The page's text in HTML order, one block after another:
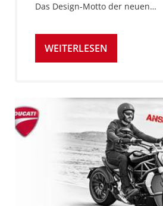
Das Design-Motto der neuen…
WEITERLESEN